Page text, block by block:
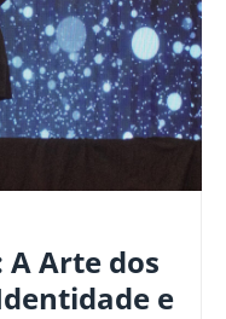
Arte dos
e